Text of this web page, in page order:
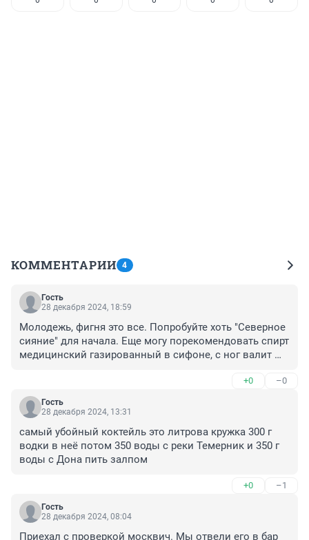
КОММЕНТАРИИ 4
Гость
28 декабря 2024, 18:59
Молодежь, фигня это все. Попробуйте хоть "Северное
сияние" для начала. Еще могу порекомендовать спирт
медицинский газированный в сифоне, с ног валит
+0 –0
Гость
28 декабря 2024, 13:31
самый убойный коктейль это литрова кружка 300 г
водки в неё потом 350 воды с реки Темерник и 350 г
воды с Дона пить залпом
+0 –1
Гость
28 декабря 2024, 08:04
Приехал с проверкой москвич. Мы отвели его в бар